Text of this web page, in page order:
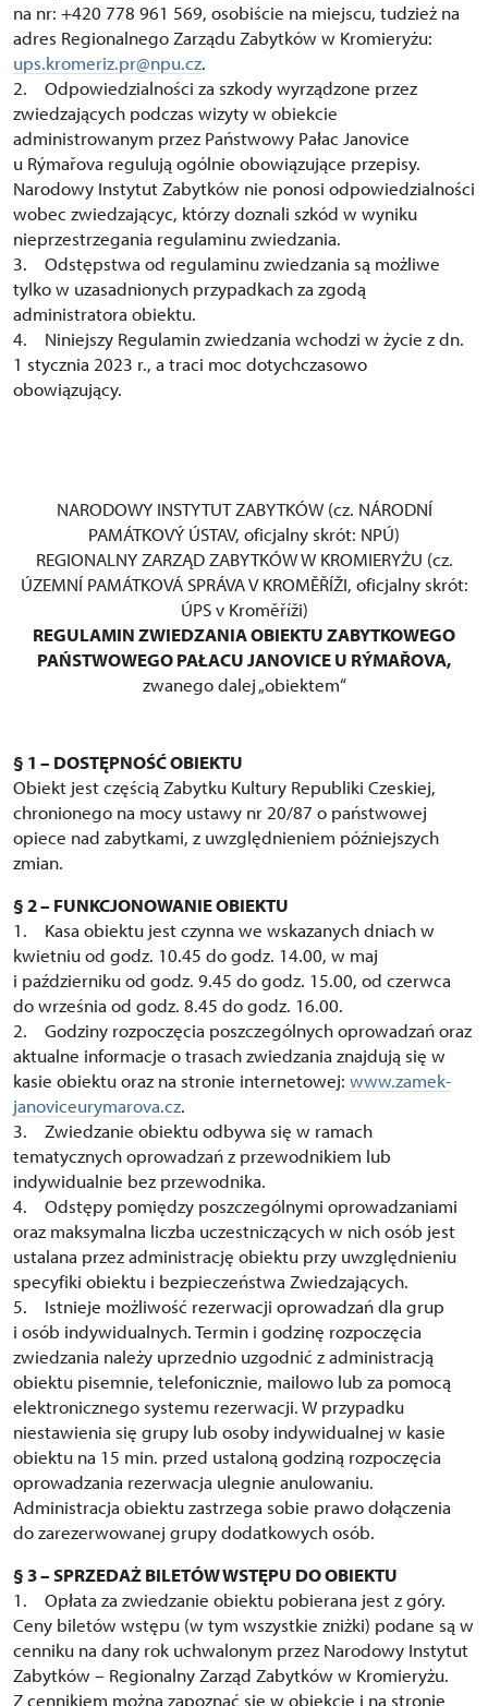
na nr: +420 778 961 569, osobiście na miejscu, tudzież na
adres Regionalnego Zarządu Zabytków w Kromieryżu:
ups.kromeriz.pr@npu.cz.
2. Odpowiedzialności za szkody wyrządzone przez
zwiedzających podczas wizyty w obiekcie
administrowanym przez Państwowy Pałac Janovice
u Rýmařova regulują ogólnie obowiązujące przepisy.
Narodowy Instytut Zabytków nie ponosi odpowiedzialności
wobec zwiedzającyc, którzy doznali szkód w wyniku
nieprzestrzegania regulaminu zwiedzania.
3. Odstępstwa od regulaminu zwiedzania są możliwe
tylko w uzasadnionych przypadkach za zgodą
administratora obiektu.
4. Niniejszy Regulamin zwiedzania wchodzi w życie z dn.
1 stycznia 2023 r., a traci moc dotychczasowo
obowiązujący.
NARODOWY INSTYTUT ZABYTKÓW (cz. NÁRODNÍ
PAMÁTKOVÝ ÚSTAV, oficjalny skrót: NPÚ)
REGIONALNY ZARZĄD ZABYTKÓW W KROMIERYŻU (cz.
ÚZEMNÍ PAMÁTKOVÁ SPRÁVA V KROMĚŘÍŽI, oficjalny skrót:
ÚPS v Kroměříži)
REGULAMIN ZWIEDZANIA OBIEKTU ZABYTKOWEGO
PAŃSTWOWEGO PAŁACU JANOVICE U RÝMAŘOVA,
zwanego dalej „obiektem“
§ 1 – DOSTĘPNOŚĆ OBIEKTU
Obiekt jest częścią Zabytku Kultury Republiki Czeskiej,
chronionego na mocy ustawy nr 20/87 o państwowej
opiece nad zabytkami, z uwzględnieniem późniejszych
zmian.
§ 2 – FUNKCJONOWANIE OBIEKTU
1. Kasa obiektu jest czynna we wskazanych dniach w
kwietniu od godz. 10.45 do godz. 14.00, w maj
i październiku od godz. 9.45 do godz. 15.00, od czerwca
do września od godz. 8.45 do godz. 16.00.
2. Godziny rozpoczęcia poszczególnych oprowadzań oraz
aktualne informacje o trasach zwiedzania znajdują się w
kasie obiektu oraz na stronie internetowej: www.zamek-
janoviceurymarova.cz.
3. Zwiedzanie obiektu odbywa się w ramach
tematycznych oprowadzań z przewodnikiem lub
indywidualnie bez przewodnika.
4. Odstępy pomiędzy poszczególnymi oprowadzaniami
oraz maksymalna liczba uczestniczących w nich osób jest
ustalana przez administrację obiektu przy uwzględnieniu
specyfiki obiektu i bezpieczeństwa Zwiedzających.
5. Istnieje możliwość rezerwacji oprowadzań dla grup
i osób indywidualnych. Termin i godzinę rozpoczęcia
zwiedzania należy uprzednio uzgodnić z administracją
obiektu pisemnie, telefonicznie, mailowo lub za pomocą
elektronicznego systemu rezerwacji. W przypadku
niestawienia się grupy lub osoby indywidualnej w kasie
obiektu na 15 min. przed ustaloną godziną rozpoczęcia
oprowadzania rezerwacja ulegnie anulowaniu.
Administracja obiektu zastrzega sobie prawo dołączenia
do zarezerwowanej grupy dodatkowych osób.
§ 3 – SPRZEDAŻ BILETÓW WSTĘPU DO OBIEKTU
1. Opłata za zwiedzanie obiektu pobierana jest z góry.
Ceny biletów wstępu (w tym wszystkie zniżki) podane są w
cenniku na dany rok uchwalonym przez Narodowy Instytut
Zabytków – Regionalny Zarząd Zabytków w Kromieryżu.
Z cennikiem można zapoznać się w obiekcie i na stronie